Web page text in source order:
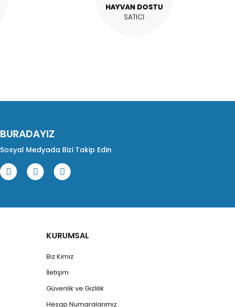
HAYVAN DOSTU
SATICI
BURADAYIZ
Sosyal Medyada Bizi Takip Edin
KURUMSAL
Biz Kimiz
İletişim
Güvenlik ve Gizlilik
Hesap Numaralarımız